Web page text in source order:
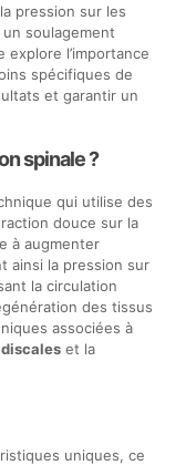
pression sur les
soulagement
l’importance
spécifiques de
et garantir un
spinale ?
qui utilise des
douce sur la
à augmenter
ainsi la pression sur
la circulation
des tissus
associées à
et la
uniques, ce